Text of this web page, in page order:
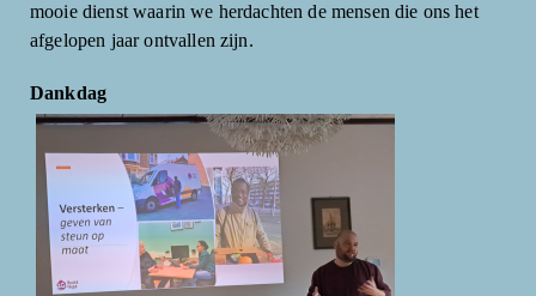
mooie dienst waarin we herdachten de mensen die ons het
afgelopen jaar ontvallen zijn.
Dankdag